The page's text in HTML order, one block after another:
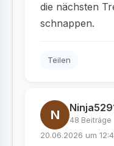
die nächsten
schnappen.
Teilen
N 48 Beiträge
20.06.2026 um